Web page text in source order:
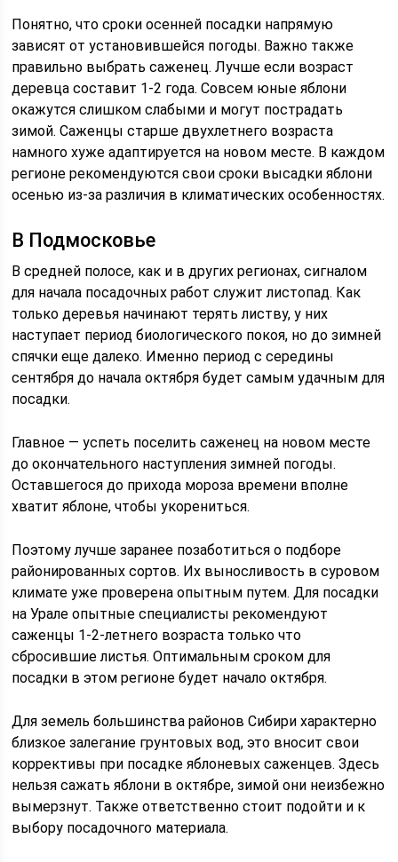
Понятно, что сроки осенней посадки напрямую
зависят от установившейся погоды. Важно также
правильно выбрать саженец. Лучше если возраст
деревца составит 1-2 года. Совсем юные яблони
окажутся слишком слабыми и могут пострадать
зимой. Саженцы старше двухлетнего возраста
намного хуже адаптируется на новом месте. В каждом
регионе рекомендуются свои сроки высадки яблони
осенью из-за различия в климатических особенностях.
В Подмосковье
В средней полосе, как и в других регионах, сигналом
для начала посадочных работ служит листопад. Как
только деревья начинают терять листву, у них
наступает период биологического покоя, но до зимней
спячки еще далеко. Именно период с середины
сентября до начала октября будет самым удачным для
посадки.
Главное — успеть поселить саженец на новом месте
до окончательного наступления зимней погоды.
Оставшегося до прихода мороза времени вполне
хватит яблоне, чтобы укорениться.
Поэтому лучше заранее позаботиться о подборе
районированных сортов. Их выносливость в суровом
климате уже проверена опытным путем. Для посадки
на Урале опытные специалисты рекомендуют
саженцы 1-2-летнего возраста только что
сбросившие листья. Оптимальным сроком для
посадки в этом регионе будет начало октября.
Для земель большинства районов Сибири характерно
близкое залегание грунтовых вод, это вносит свои
коррективы при посадке яблоневых саженцев. Здесь
нельзя сажать яблони в октябре, зимой они неизбежно
вымерзнут. Также ответственно стоит подойти и к
выбору посадочного материала.